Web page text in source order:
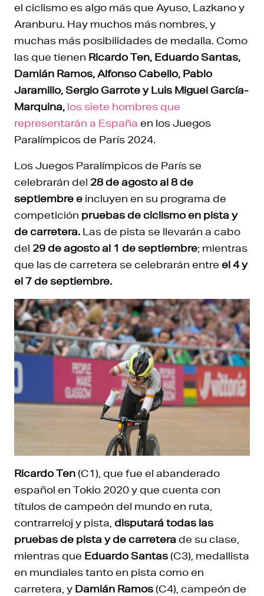
el ciclismo es algo más que Ayuso, Lazkano y
Aranburu. Hay muchos más nombres, y
muchas más posibilidades de medalla. Como
las que tienen Ricardo Ten, Eduardo Santas,
Damián Ramos, Alfonso Cabello, Pablo
Jaramillo, Sergio Garrote y Luis Miguel García-
Marquina, los siete hombres que
representarán a España en los Juegos
Paralímpicos de París 2024.
Los Juegos Paralímpicos de París se
celebrarán del 28 de agosto al 8 de
septiembre e incluyen en su programa de
competición pruebas de ciclismo en pista y
de carretera. Las de pista se llevarán a cabo
del 29 de agosto al 1 de septiembre; mientras
que las de carretera se celebrarán entre el 4 y
el 7 de septiembre.
Ricardo Ten (C1), que fue el abanderado
español en Tokio 2020 y que cuenta con
títulos de campeón del mundo en ruta,
contrarreloj y pista, disputará todas las
pruebas de pista y de carretera de su clase,
mientras que Eduardo Santas (C3), medallista
en mundiales tanto en pista como en
carretera, y Damián Ramos (C4), campeón de